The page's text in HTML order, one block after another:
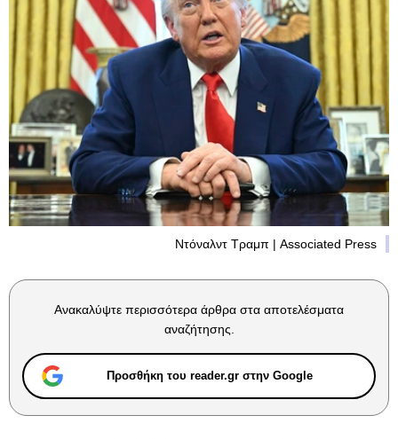
Ντόναλντ Τραμπ | Associated Press
Ανακαλύψτε περισσότερα άρθρα στα αποτελέσματα
αναζήτησης.
Προσθήκη του reader.gr στην Google